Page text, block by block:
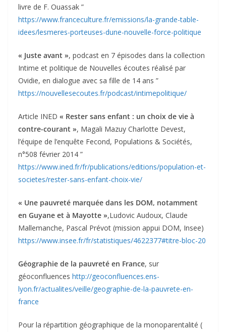
livre de F. Ouassak ”
https://www.franceculture.fr/emissions/la-grande-table-
idees/lesmeres-porteuses-dune-nouvelle-force-politique
« Juste avant », podcast en 7 épisodes dans la collection
Intime et politique de Nouvelles écoutes réalisé par
Ovidie, en dialogue avec sa fille de 14 ans ”
https://nouvellesecoutes.fr/podcast/intimepolitique/
Article INED « Rester sans enfant : un choix de vie à
contre-courant », Magali Mazuy Charlotte Devest,
l’équipe de l’enquête Fecond, Populations & Sociétés,
n°508 février 2014 ”
https://www.ined.fr/fr/publications/editions/population-et-
societes/rester-sans-enfant-choix-vie/
« Une pauvreté marquée dans les DOM, notamment
en Guyane et à Mayotte »,Ludovic Audoux, Claude
Mallemanche, Pascal Prévot (mission appui DOM, Insee)
https://www.insee.fr/fr/statistiques/4622377#titre-bloc-20
Géographie de la pauvreté en France, sur
géoconfluences http://geoconfluences.ens-
lyon.fr/actualites/veille/geographie-de-la-pauvrete-en-
france
Pour la répartition géographique de la monoparentalité (